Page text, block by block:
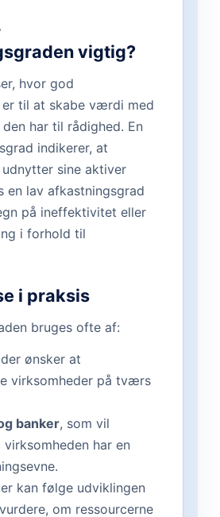
vigtig?
hvor god
er til at skabe værdi med
har til rådighed. En
indikerer, at
sine aktiver
en lav afkastningsgrad
på ineffektivitet eller
i forhold til
i praksis
bruges ofte af:
ønsker at
virksomheder på tværs
banker, som vil
har en
kan følge udviklingen
om ressourcerne